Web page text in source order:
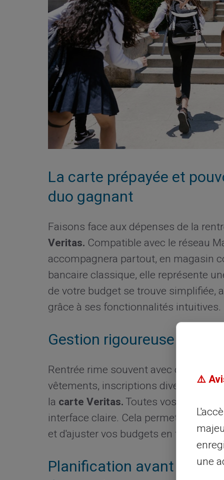
La carte prépayée et
duo gagnant
Faisons face aux dépenses de la
Veritas. Compatible avec le réseau
accompagnera partout, en magasin
bancaire classique, elle représente
de votre budget se trouve simplifiée,
grâce à ses fonctionnalités intuitives.
Gestion rigoureuse des
Rentrée rime souvent avec de
vêtements, inscriptions diverses...
la carte Veritas.Toutes vos
interface claire. Cela permet de
et d'ajuster vos budgets en temps
Planification avant la
⚠️
une